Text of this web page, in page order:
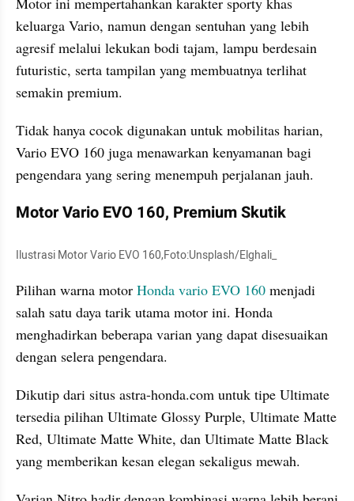
keluarga Vario, namun dengan sentuhan yang lebih
agresif melalui lekukan bodi tajam, lampu berdesain
futuristic, serta tampilan yang membuatnya terlihat
semakin premium.
Tidak hanya cocok digunakan untuk mobilitas harian,
Vario EVO 160 juga menawarkan kenyamanan bagi
pengendara yang sering menempuh perjalanan jauh.
Motor Vario EVO 160, Premium Skutik
Ilustrasi Motor Vario EVO 160,Foto:Unsplash/Elghali_
Pilihan warna motor Honda vario EVO 160 menjadi
salah satu daya tarik utama motor ini. Honda
menghadirkan beberapa varian yang dapat disesuaikan
dengan selera pengendara.
Dikutip dari situs astra-honda.com untuk tipe Ultimate
tersedia pilihan Ultimate Glossy Purple, Ultimate Matte
Red, Ultimate Matte White, dan Ultimate Matte Black
yang memberikan kesan elegan sekaligus mewah.